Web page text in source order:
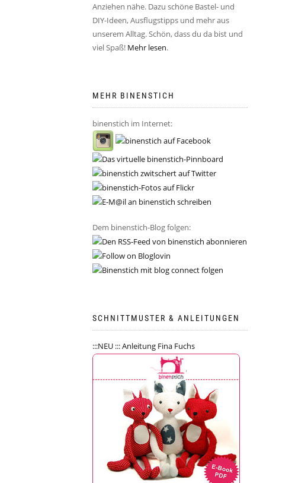
Anziehen nähe. Dazu schöne Bastel- und
DIY-Ideen, Ausflugstipps und mehr aus
unserem Alltag. Schön, dass du da bist und
viel Spaß! Mehr lesen.
MEHR BINENSTICH
binenstich im Internet:
Dem binenstich-Blog folgen:
SCHNITTMUSTER & ANLEITUNGEN
:::NEU ::: Anleitung Fina Fuchs